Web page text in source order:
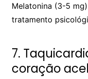
Melatonina (3-5
tratamento
7.
coração